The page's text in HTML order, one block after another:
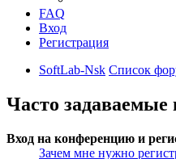
FAQ
Вход
Регистрация
SoftLab-Nsk Список
Часто задаваемые
Вход на конференцию и
Зачем мне нужно